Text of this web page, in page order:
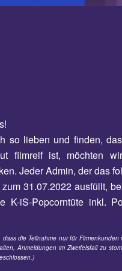
so lieben und finden,
filmreif ist, möchten
Jeder Admin, der das
31.07.2022 ausfüllt,
K-iS-Popcorntüte inkl.
die Teilnahme nur für Firmenkunden
Anmeldungen im Zweifelsfall zu